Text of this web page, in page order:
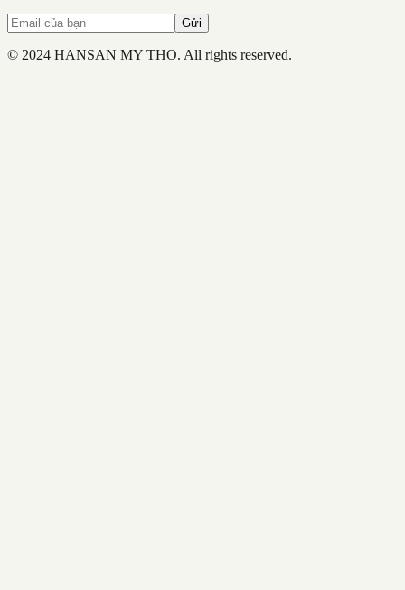
Gửi
© 2024 HANSAN MY THO. All rights reserved.